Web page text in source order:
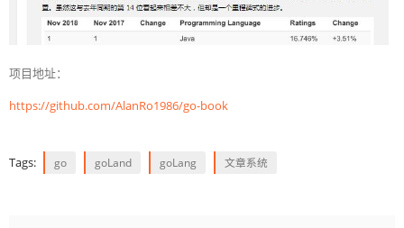
项目地址：
https://github.com/AlanRo1986/go-book
Tags: go goLand goLang 文章系统